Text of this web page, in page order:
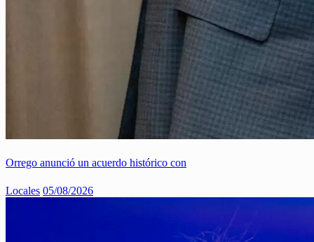
Orrego anunció un acuerdo histórico con
Locales 05/08/2026